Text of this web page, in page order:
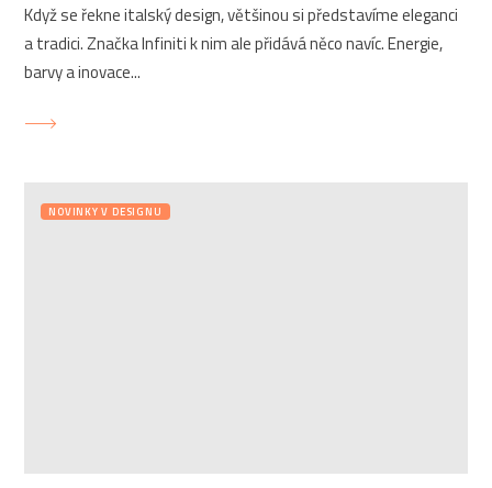
Když se řekne italský design, většinou si představíme eleganci
a tradici. Značka Infiniti k nim ale přidává něco navíc. Energie,
barvy a inovace...
NOVINKY V DESIGNU